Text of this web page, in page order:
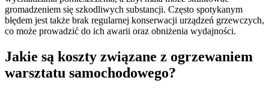
gromadzeniem się szkodliwych substancji. Często spotykanym
błędem jest także brak regularnej konserwacji urządzeń grzewczych,
co może prowadzić do ich awarii oraz obniżenia wydajności.
Jakie są koszty związane z ogrzewaniem
warsztatu samochodowego?